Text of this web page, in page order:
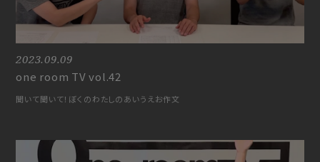
2023.09.09
one room TV vol.42
聞いて聞いて！ぼくのわたしのあいうえお作文